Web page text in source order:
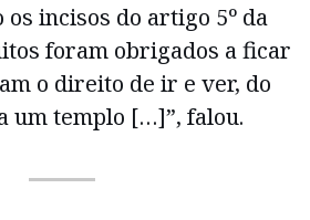
incisos do artigo 5º da
foram obrigados a ficar
o direito de ir e ver, do
um templo […]”, falou.